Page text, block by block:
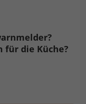
für die Küche?